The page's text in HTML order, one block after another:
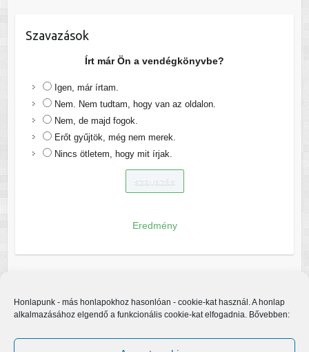
Honlapunk - más honlapokhoz hasonlóan - cookie-kat használ. A honlap
alkalmazásához elgendő a funkcionális cookie-kat elfogadnia. Bővebben:
Szavazások
Írt már Ön a vendégkönyvbe?
Igen, már írtam.
Nem. Nem tudtam, hogy van az oldalon.
Nem, de majd fogok.
Erőt gyűjtök, még nem merek.
Nincs ötletem, hogy mit írjak.
Eredmény